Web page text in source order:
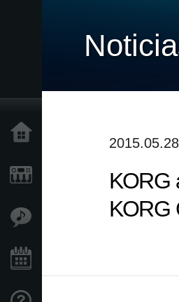
Características
2015.05.28
KORG
KORG